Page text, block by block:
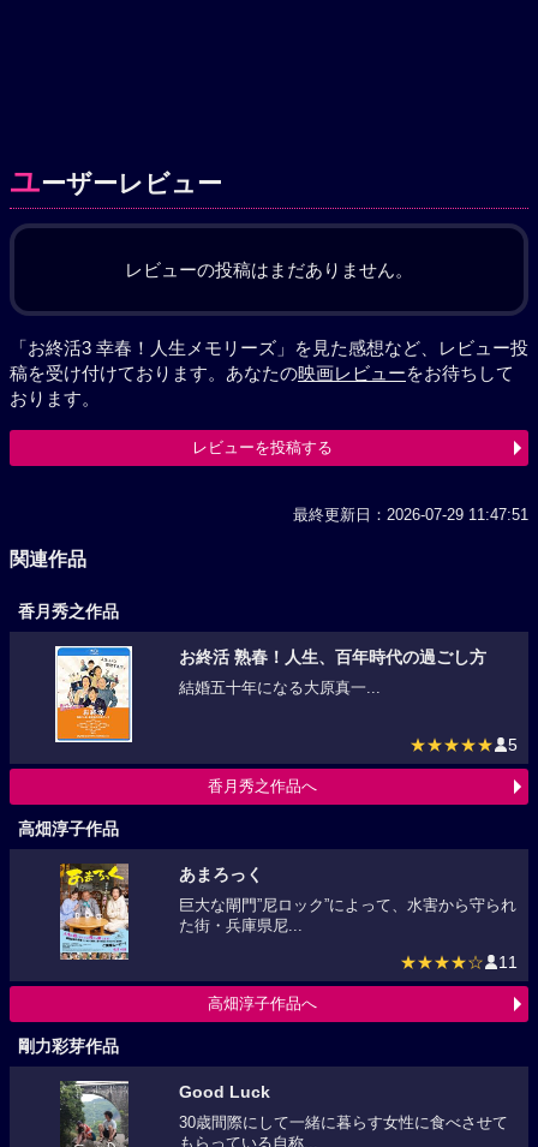
ユーザーレビュー
レビューの投稿はまだありません。
「お終活3 幸春！人生メモリーズ」を見た感想など、レビュー投
稿を受け付けております。あなたの映画レビューをお待ちして
おります。
レビューを投稿する
最終更新日：2026-07-29 11:47:51
関連作品
香月秀之作品
お終活 熟春！人生、百年時代の過ごし方
結婚五十年になる大原真一...
★★★★★ 5
香月秀之作品へ
高畑淳子作品
あまろっく
巨大な閘門”尼ロック”によって、水害から守られ
た街・兵庫県尼...
★★★★☆ 11
高畑淳子作品へ
剛力彩芽作品
Good Luck
30歳間際にして一緒に暮らす女性に食べさせて
もらっている自称...